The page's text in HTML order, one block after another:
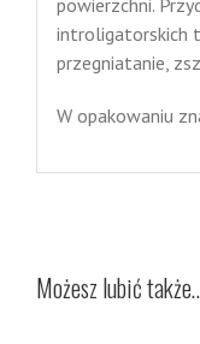
introligatorskich
przegniatanie,
W opakowaniu
Możesz lubić